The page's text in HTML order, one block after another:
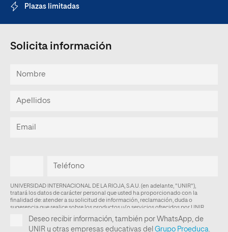
Plazas limitadas
Solicita información